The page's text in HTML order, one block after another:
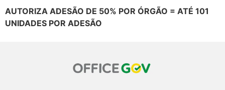
AUTORIZA ADESÃO DE 50% POR ÓRGÃO = ATÉ 101
UNIDADES POR ADESÃO